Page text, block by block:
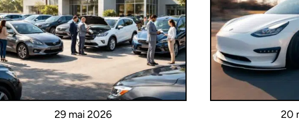
29 mai 2026 20